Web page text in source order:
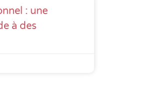
: une
à des